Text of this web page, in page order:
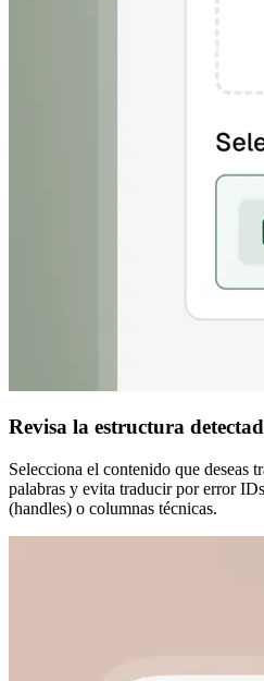
Revisa la estructura
Selecciona el contenido que deseas
palabras y evita traducir por error
(handles) o columnas técnicas.